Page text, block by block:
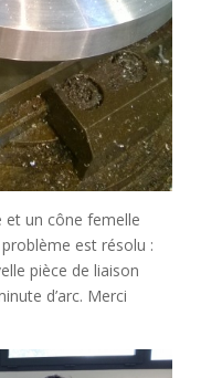
et un cône femelle
est résolu :
pièce de liaison
d’arc. Merci